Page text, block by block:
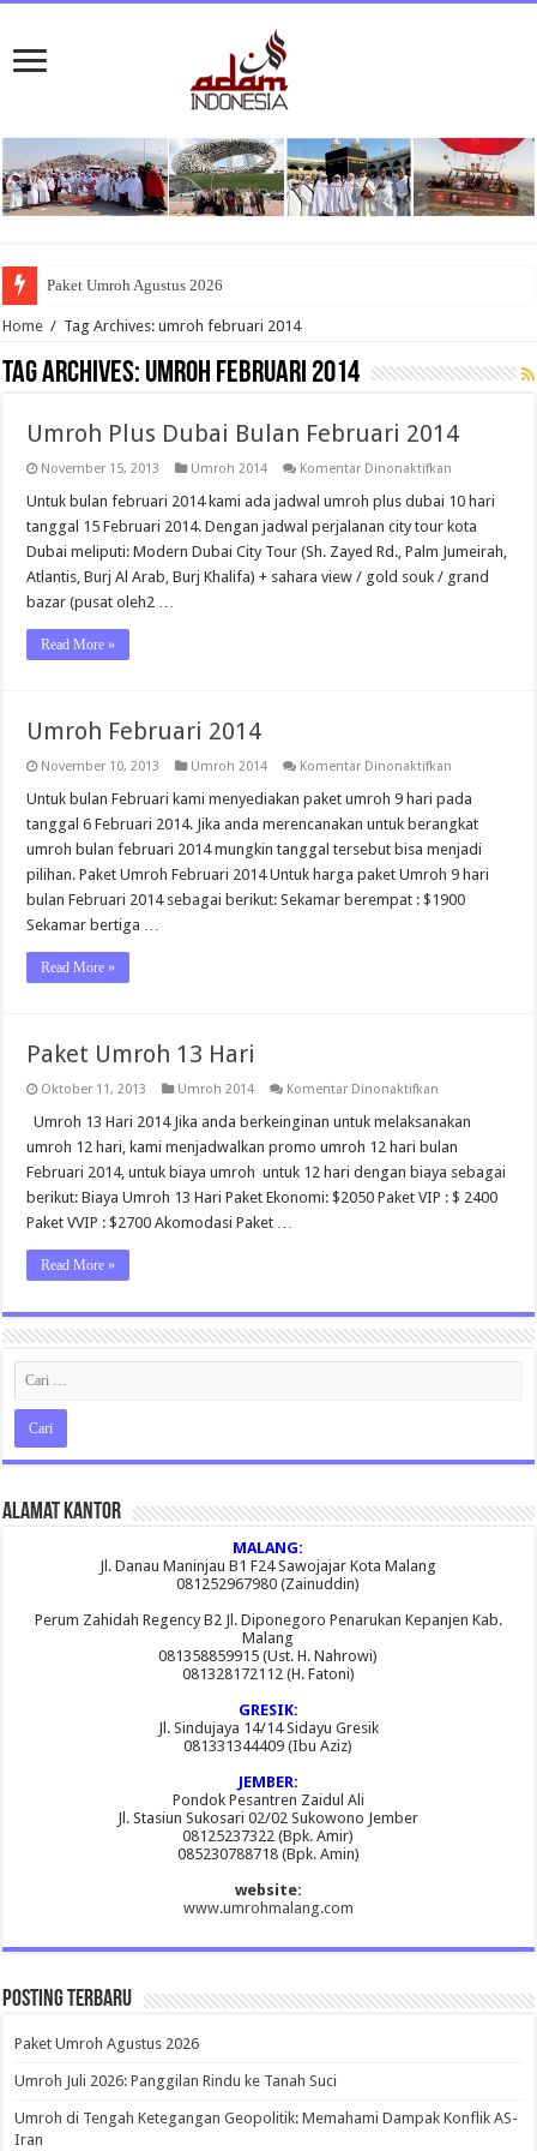
Paket Umroh Agustus 2026
Home / Tag Archives: umroh februari 2014
Tag Archives: umroh februari 2014
Umroh Plus Dubai Bulan Februari 2014
November 15, 2013 Umroh 2014 Komentar Dinonaktifkan
Plus
Bulan
Februari
2014
Untuk bulan februari 2014 kami ada jadwal umroh plus dubai 10 hari
tanggal 15 Februari 2014. Dengan jadwal perjalanan city tour kota
Dubai meliputi: Modern Dubai City Tour (Sh. Zayed Rd., Palm Jumeirah,
Atlantis, Burj Al Arab, Burj Khalifa) + sahara view / gold souk / grand
bazar (pusat oleh2 …
Read More »
Umroh Februari 2014
November 10, 2013 Umroh 2014 Komentar Dinonaktifkan
Februari
Untuk bulan Februari kami menyediakan paket umroh 9 hari pada
tanggal 6 Februari 2014. Jika anda merencanakan untuk berangkat
umroh bulan februari 2014 mungkin tanggal tersebut bisa menjadi
pilihan. Paket Umroh Februari 2014 Untuk harga paket Umroh 9 hari
bulan Februari 2014 sebagai berikut: Sekamar berempat : $1900
Sekamar bertiga …
Read More »
Paket Umroh 13 Hari
Oktober 11, 2013 Umroh 2014 Komentar Dinonaktifkan
Umroh
Hari
Umroh 13 Hari 2014 Jika anda berkeinginan untuk melaksanakan
umroh 12 hari, kami menjadwalkan promo umroh 12 hari bulan
Februari 2014, untuk biaya umroh untuk 12 hari dengan biaya sebagai
berikut: Biaya Umroh 13 Hari Paket Ekonomi: $2050 Paket VIP : $ 2400
Paket VVIP : $2700 Akomodasi Paket …
Read More »
Alamat Kantor
MALANG:
Jl. Danau Maninjau B1 F24 Sawojajar Kota Malang
081252967980 (Zainuddin)
Perum Zahidah Regency B2 Jl. Diponegoro Penarukan Kepanjen Kab.
Malang
081358859915 (Ust. H. Nahrowi)
081328172112 (H. Fatoni)
GRESIK:
Jl. Sindujaya 14/14 Sidayu Gresik
081331344409 (Ibu Aziz)
JEMBER:
Pondok Pesantren Zaidul Ali
Jl. Stasiun Sukosari 02/02 Sukowono Jember
08125237322 (Bpk. Amir)
085230788718 (Bpk. Amin)
website:
www.umrohmalang.com
Posting Terbaru
Paket Umroh Agustus 2026
Umroh Juli 2026: Panggilan Rindu ke Tanah Suci
Umroh di Tengah Ketegangan Geopolitik: Memahami Dampak Konflik AS-
Iran